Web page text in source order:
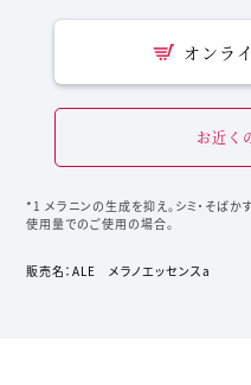
オンラ
お近く
*1 メラニンの生成を抑え。シミ・そば
使用量でのご使用の場合。
販売名：ALE メラノエッセンスa